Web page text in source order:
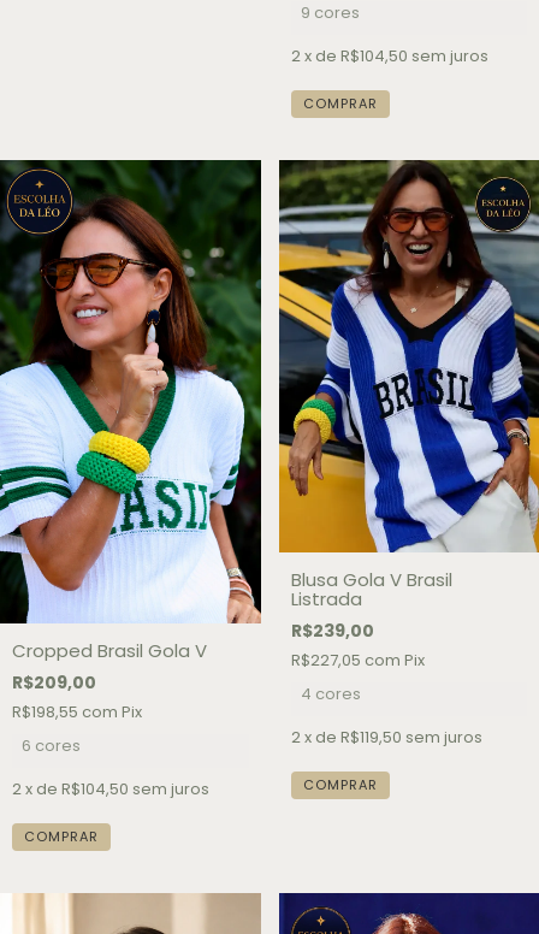
9 cores
2x de R$104,50 sem juros
COMPRAR
Cropped Brasil Gola V
R$209,00
R$198,55 com Pix
6 cores
2x de R$104,50 sem juros
COMPRAR
Blusa Gola V Brasil
Listrada
R$239,00
R$227,05 com Pix
4 cores
2x de R$119,50 sem juros
COMPRAR